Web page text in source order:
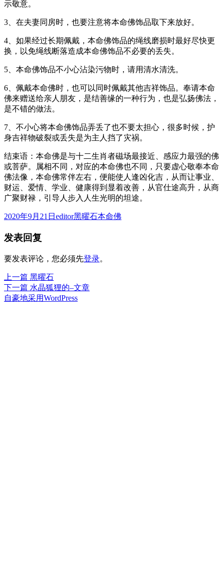
示敬意。
3、在夫妻同房时，也要注意将本命佛饰品取下来放好。
4、如果经过长期佩戴，本命佛饰品的绳线磨损时最好尽快更
换，以免绳线断落造成本命佛饰品不必要的丢失。
5、本命佛饰品不小心沾染污物时，请用清水清洗。
6、佩戴本命佛时，也可以同时佩戴其他吉祥饰品。奉请本命
佛来赠送给亲人朋友，是结善缘的一种行为，也是弘扬佛法，
是不错的做法。
7、不小心将本命佛饰品弄丢了也不要太担心，很多时候，护
身吉祥物破裂或丢失是为主人挡了灾祸。
结束语：本命佛是与十二生肖者磁场最接近、感应力最强的佛
或菩萨。属相不同，对应的本命佛也不同，只要虚心敬奉本命
佛法像，本命佛常伴左右，便能使人逢凶化吉，从而让事业、
财运、爱情、学业、健康得到显着改善，从官仕途高升，从商
广聚财禄，引导人步入人生光明的坦途。
发
于
2020年9月21日 作
editor分
黑曜石本命佛
发表回复
要发表评论，您必须先登录。
文
章
上一篇 上
篇
文
黑曜石
下一篇 下
篇
水晶狐狸的–文章
自豪地采用WordPress